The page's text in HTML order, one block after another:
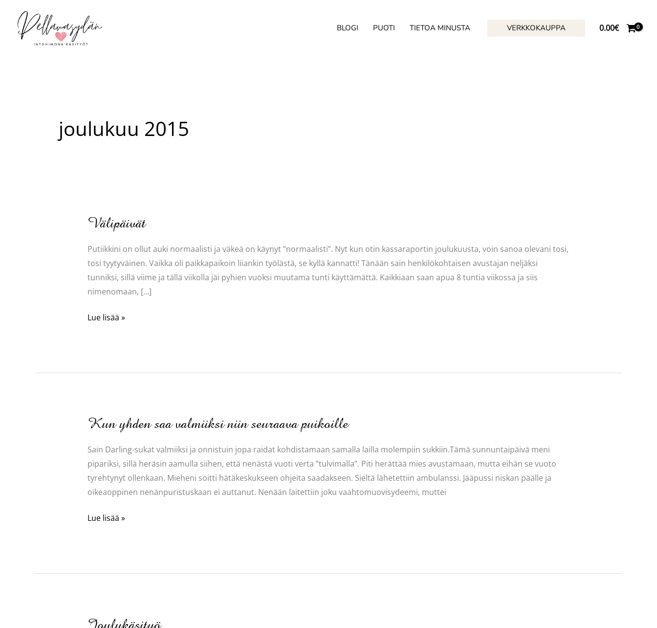
sisältöön
BLOGI PUOTI TIETOA MINUSTA VERKKOKAUPPA 0.00€
joulukuu 2015
Välipäivät
Putiikkini on ollut auki normaalisti ja väkeä on käynyt ”normaalisti”. Nyt kun otin kassaraportin joulukuusta, voin sanoa olevani tosi,
tosi tyytyväinen. Vaikka oli paikkapaikoin liiankin työlästä, se kyllä kannatti! Tänään sain henkilökohtaisen avustajan neljäksi
tunniksi, sillä viime ja tällä viikolla jäi pyhien vuoksi muutama tunti käyttämättä. Kaikkiaan saan apua 8 tuntia viikossa ja siis
nimenomaan, […]
Välipäivät
Lue lisää »
Kun yhden saa valmiiksi niin seuraava puikoille
Sain Darling-sukat valmiiksi ja onnistuin jopa raidat kohdistamaan samalla lailla molempiin sukkiin.Tämä sunnuntaipäivä meni
pipariksi, sillä heräsin aamulla siihen, että nenästä vuoti verta ”tulvimalla”. Piti herättää mies avustamaan, mutta eihän se vuoto
tyrehtynyt ollenkaan. Mieheni soitti hätäkeskukseen ohjeita saadakseen. Sieltä lähetettiin ambulanssi. Jääpussi niskan päälle ja
oikeaoppinen nenänpuristuskaan ei auttanut. Nenään laitettiin joku vaahtomuovisydeemi, muttei
Kun
niin
Lue lisää »